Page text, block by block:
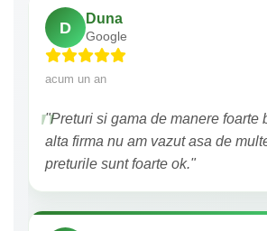
D
Duna
Google
acum un an
"Preturi si gama de manere foarte
alta firma nu am vazut asa de
preturile sunt foarte ok."